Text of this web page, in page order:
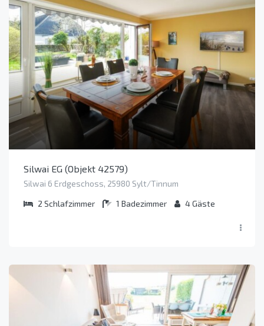
Silwai EG (Objekt 42579)
Silwai 6 Erdgeschoss, 25980 Sylt/Tinnum
2 Schlafzimmer 1 Badezimmer 4Gäste